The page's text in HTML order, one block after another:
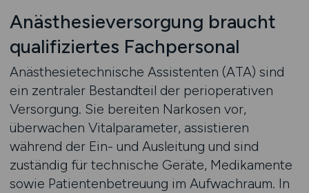
Anästhesieversorgung braucht
qualifiziertes Fachpersonal
Anästhesietechnische Assistenten (ATA) sind
ein zentraler Bestandteil der perioperativen
Versorgung. Sie bereiten Narkosen vor,
überwachen Vitalparameter, assistieren
während der Ein- und Ausleitung und sind
zuständig für technische Geräte, Medikamente
sowie Patientenbetreuung im Aufwachraum. In